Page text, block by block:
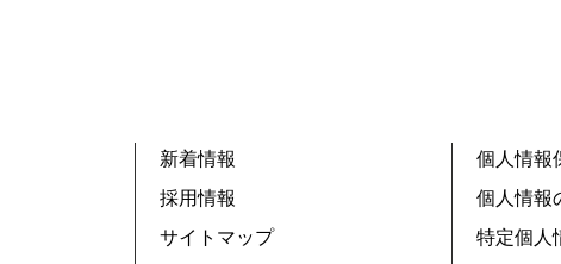
新着情報
採用情報
サイトマップ
個人情報
個人情報
特定個人